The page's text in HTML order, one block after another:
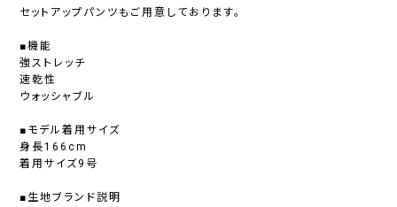
セットアップパンツもご用意しております。
■機能
強ストレッチ
速乾性
ウォッシャブル
■モデル着用サイズ
身長166cm
着用サイズ9号
■生地ブランド説明